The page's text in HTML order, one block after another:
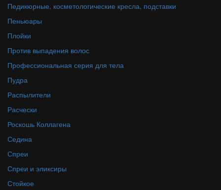
Педикюрные, косметологические кресла, подставки
Пеньюары
Плойки
Против выпадения волос
Профессиональная серия для тела
Пудра
Распылители
Расчески
Роскошь Коллагена
Седина
Спреи
Спреи и эликсиры
Стойкое